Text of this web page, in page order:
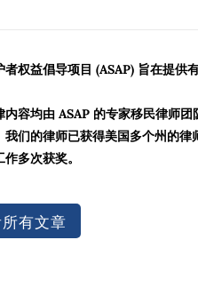
者权益倡导项目 (ASAP) 旨在提供
内容均由 ASAP 的专家移民律师
我们的律师已获得美国多个州的
多次获奖。
有文章